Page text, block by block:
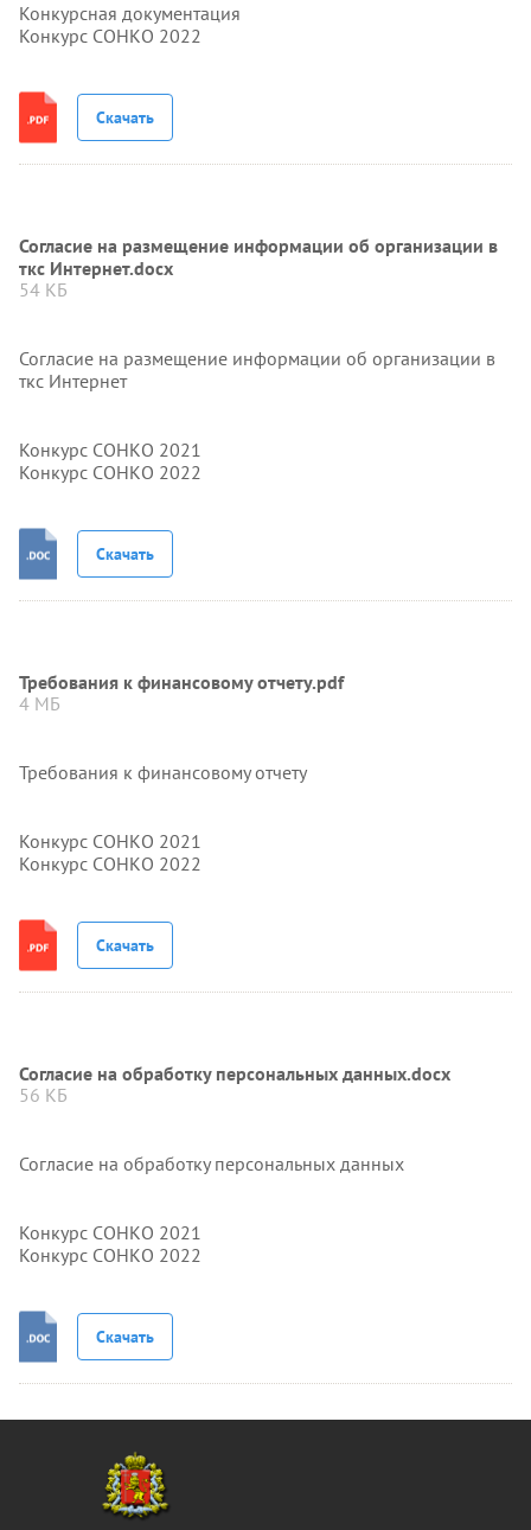
Конкурсная документация
Конкурс СОНКО 2022
Скачать
Согласие на размещение информации об организации в
ткс Интернет.docx
54 КБ
Согласие на размещение информации об организации в
ткс Интернет
Конкурс СОНКО 2021
Конкурс СОНКО 2022
Скачать
Требования к финансовому отчету.pdf
4 МБ
Требования к финансовому отчету
Конкурс СОНКО 2021
Конкурс СОНКО 2022
Скачать
Согласие на обработку персональных данных.docx
56 КБ
Согласие на обработку персональных данных
Конкурс СОНКО 2021
Конкурс СОНКО 2022
Скачать